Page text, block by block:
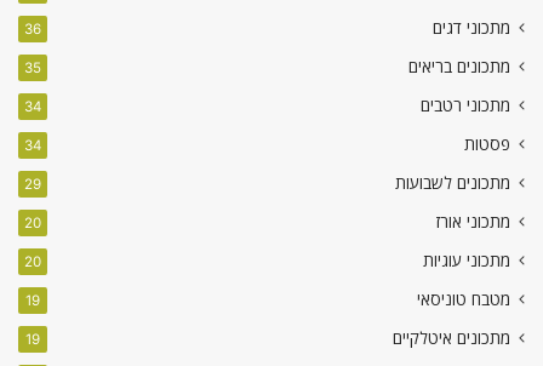
מתכוני דגים 36
מתכונים בריאים 35
מתכוני רטבים 34
פסטות 34
מתכונים לשבועות 29
מתכוני אורז 20
מתכוני עוגיות 20
מטבח טוניסאי 19
מתכונים איטלקיים 19